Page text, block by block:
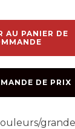
AU PANIER DE
DE PRIX